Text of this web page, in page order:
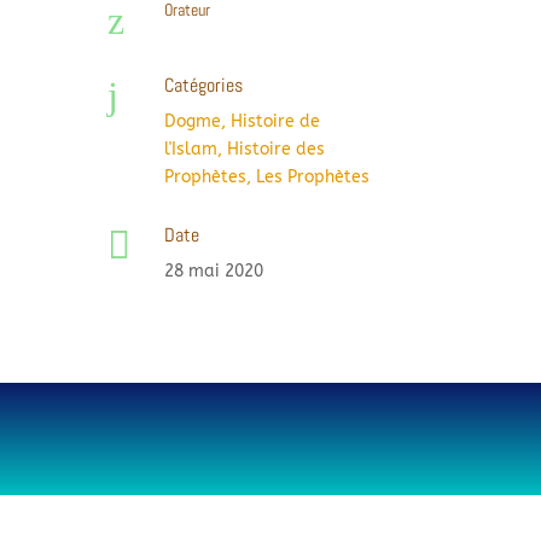
z Orateur
j Catégories
Dogme, Histoire de
l'Islam, Histoire des
Prophètes, Les Prophètes
 Date
28 mai 2020